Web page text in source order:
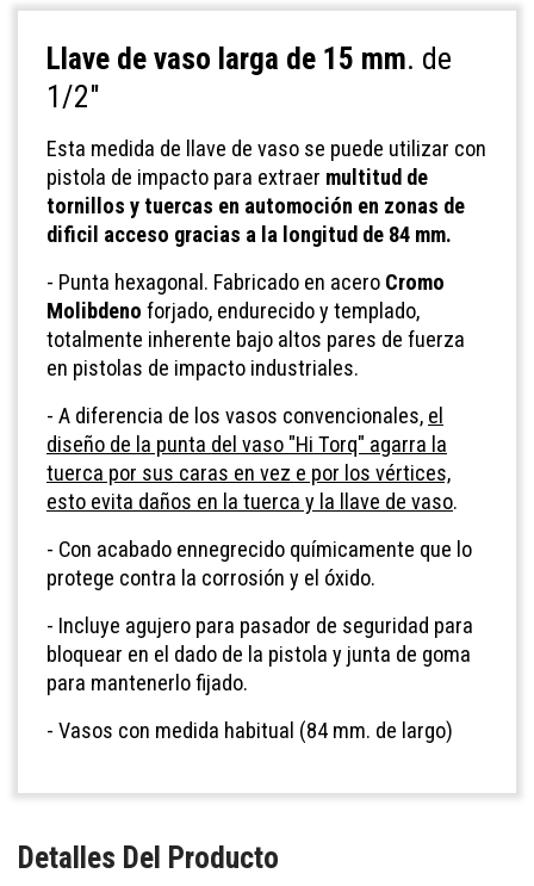
Llave de vaso larga de 15 mm. de
1/2"
Esta medida de llave de vaso se puede utilizar con
pistola de impacto para extraer multitud de
tornillos ytuercas en automoción en zonas de
dificil acceso gracias a la longitud de 84 mm.
- Punta hexagonal. Fabricado en acero Cromo
Molibdeno forjado, endurecido y templado,
totalmente inherente bajo altos pares de fuerza
en pistolas de impacto industriales.
- A diferencia de los vasos convencionales, el
diseño de la punta del vaso "Hi Torq" agarra la
tuerca por sus caras en vez e por los vértices,
esto evita daños en la tuerca y la llave de vaso.
- Con acabado ennegrecido químicamente que lo
protege contra la corrosión y el óxido.
- Incluye agujero para pasador de seguridad para
bloquear en el dado de la pistola y junta de goma
para mantenerlo fijado.
- Vasos con medida habitual (84 mm. de largo)
Detalles Del Producto